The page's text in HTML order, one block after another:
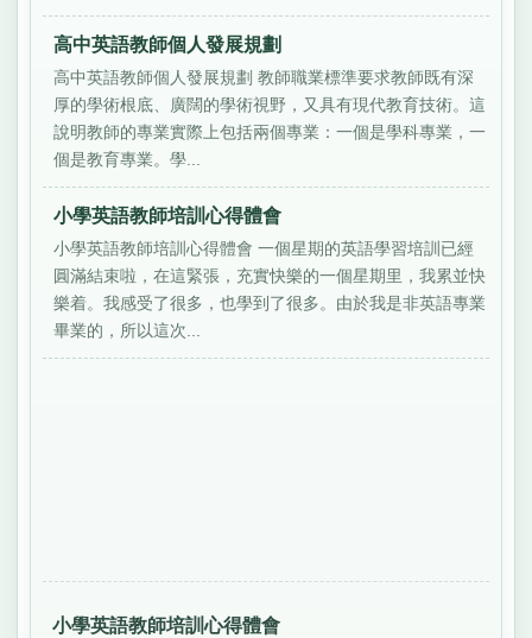
高中英語教師個人發展規劃
高中英語教師個人發展規劃 教師職業標準要求教師既有深
厚的學術根底、廣闊的學術視野，又具有現代教育技術。這
說明教師的專業實際上包括兩個專業：一個是學科專業，一
個是教育專業。學...
小學英語教師培訓心得體會
小學英語教師培訓心得體會 一個星期的英語學習培訓已經
圓滿結束啦，在這緊張，充實快樂的一個星期里，我累並快
樂着。我感受了很多，也學到了很多。由於我是非英語專業
畢業的，所以這次...
小學英語教師培訓心得體會